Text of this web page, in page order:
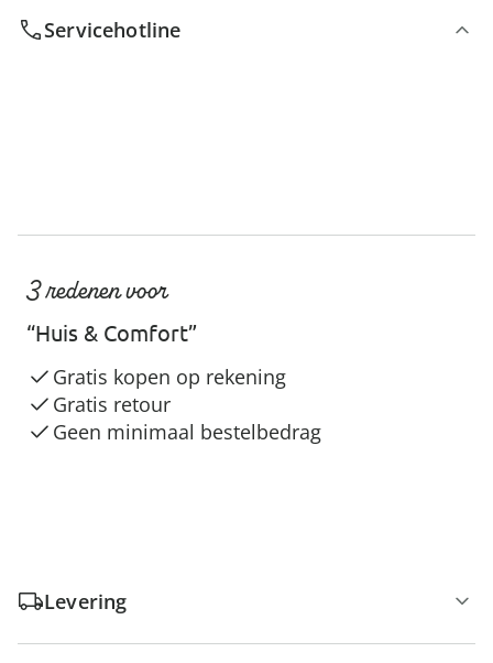
Servicehotline
3 redenen voor
“Huis & Comfort”
Gratis kopen op rekening
Gratis retour
Geen minimaal bestelbedrag
Levering